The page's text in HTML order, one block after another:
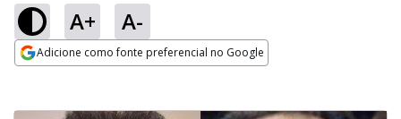
A+ A-
Adicione como fonte preferencial no Google